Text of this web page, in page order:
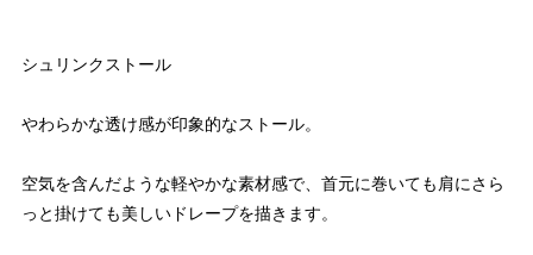
シュリンクストール
やわらかな透け感が印象的なストール。
空気を含んだような軽やかな素材感で、首元に巻いても肩にさら
っと掛けても美しいドレープを描きます。